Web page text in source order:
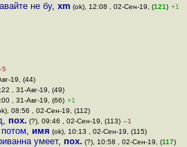
не бу, xm (ok), 12:08 , 02-Сен-19, (121) +1
19, (44)
, 31-Авг-19, (49)
, 31-Авг-19, (66) +1
08:56 , 02-Сен-19, (112)
, пох. (?), 09:46 , 02-Сен-19, (113) –1
, имя (ok), 10:13 , 02-Сен-19, (115)
умеет, пох. (?), 10:58 , 02-Сен-19, (117)